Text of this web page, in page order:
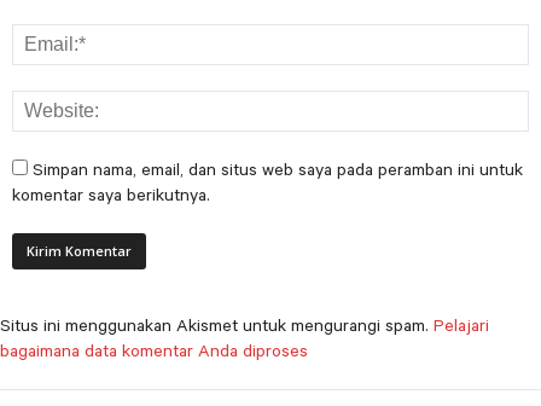
Simpan nama, email, dan situs web saya pada peramban ini untuk
komentar saya berikutnya.
Situs ini menggunakan Akismet untuk mengurangi spam. Pelajari
bagaimana data komentar Anda diproses